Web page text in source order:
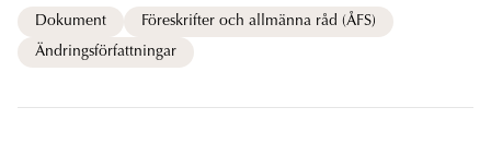
Dokument
Föreskrifter och allmänna råd (ÅFS)
Ändringsförfattningar